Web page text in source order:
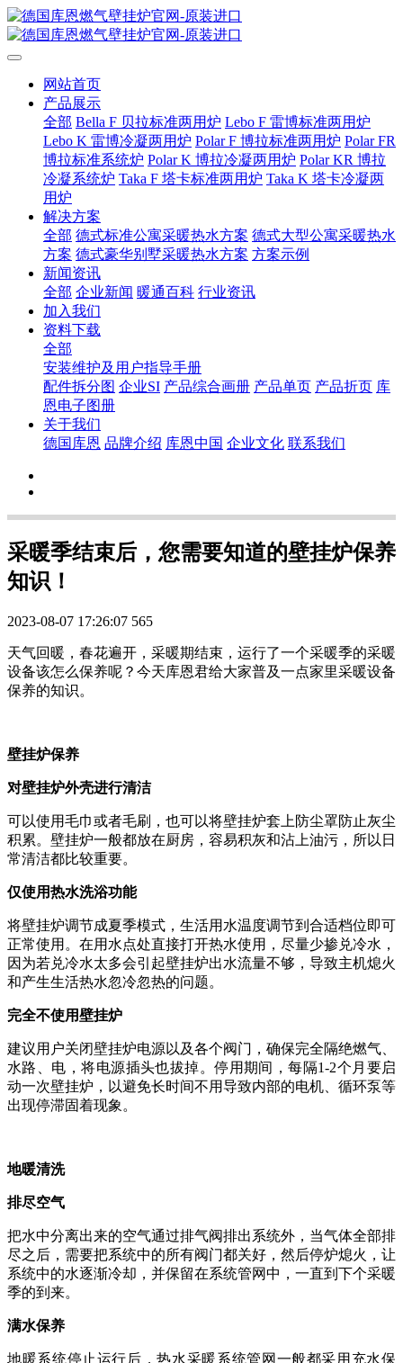
网站首页
产品展示
全部 Bella F 贝拉标准两用炉 Lebo F 雷博标准两用炉
Lebo K 雷博冷凝两用炉 Polar F 博拉标准两用炉 Polar FR
博拉标准系统炉 Polar K 博拉冷凝两用炉 Polar KR 博拉
冷凝系统炉 Taka F 塔卡标准两用炉 Taka K 塔卡冷凝两
用炉
解决方案
全部 德式标准公寓采暖热水方案 德式大型公寓采暖热水
方案 德式豪华别墅采暖热水方案 方案示例
新闻资讯
全部 企业新闻 暖通百科 行业资讯
加入我们
资料下载
全部
安装维护及用户指导手册
配件拆分图 企业SI 产品综合画册 产品单页 产品折页 库
恩电子图册
关于我们
德国库恩 品牌介绍 库恩中国 企业文化 联系我们
采暖季结束后，您需要知道的壁挂炉保养
知识！
2023-08-07 17:26:07 565
天气回暖，春花遍开，采暖期结束，运行了一个采暖季的采暖
设备该怎么保养呢？今天库恩君给大家普及一点家里采暖设备
保养的知识。
壁挂炉保养
对壁挂炉外壳进行清洁
可以使用毛巾或者毛刷，也可以将壁挂炉套上防尘罩防止灰尘
积累。壁挂炉一般都放在厨房，容易积灰和沾上油污，所以日
常清洁都比较重要。
仅使用热水洗浴功能
将壁挂炉调节成夏季模式，生活用水温度调节到合适档位即可
正常使用。在用水点处直接打开热水使用，尽量少掺兑冷水，
因为若兑冷水太多会引起壁挂炉出水流量不够，导致主机熄火
和产生生活热水忽冷忽热的问题。
完全不使用壁挂炉
建议用户关闭壁挂炉电源以及各个阀门，确保完全隔绝燃气、
水路、电，将电源插头也拔掉。停用期间，每隔1-2个月要启
动一次壁挂炉，以避免长时间不用导致内部的电机、循环泵等
出现停滞固着现象。
地暖清洗
排尽空气
把水中分离出来的空气通过排气阀排出系统外，当气体全部排
尽之后，需要把系统中的所有阀门都关好，然后停炉熄火，让
系统中的水逐渐冷却，并保留在系统管网中，一直到下个采暖
季的到来。
满水保养
地暖系统停止运行后，热水采暖系统管网一般都采用充水保